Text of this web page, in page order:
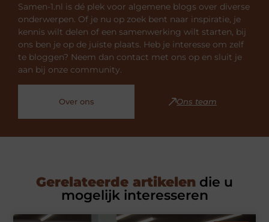
Samen-1.nl is dé plek voor algemene blogs over diverse
onderwerpen. Of je nu op zoek bent naar inspiratie, je
kennis wilt delen of een samenwerking wilt starten, bij
ons ben je op de juiste plaats. Heb je interesse om zelf
te bloggen? Neem dan contact met ons op en sluit je
aan bij onze community.
Over ons Ons team
Gerelateerde artikelen die u
mogelijk interesseren